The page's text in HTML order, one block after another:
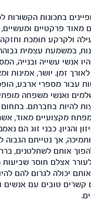
בתכונות הקשורות
מאוד פרקטיים
ולקרקע תומכת
במשמעת עצמית
אנשי עשייה ובנייה,
זמן. יושר, אמינות
עבור מספרי ארבע,
ואנשי משפחה
להיות בחברתם.
מקצועיים מאוד,
והגיון. כבני זוג הם
אך נטייתם הגבוה
להפוך אותם לשתלטנים,
אצלם חוסר שביעות
יכולה לגרום להם
קשרים טובים עם אנשים